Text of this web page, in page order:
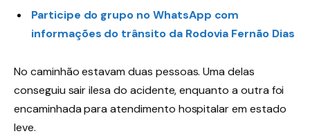
Participe do grupo no WhatsApp com
informações do trânsito da Rodovia Fernão Dias
No caminhão estavam duas pessoas. Uma delas
conseguiu sair ilesa do acidente, enquanto a outra foi
encaminhada para atendimento hospitalar em estado
leve.